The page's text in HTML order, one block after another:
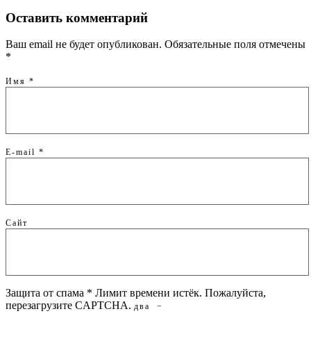
Оставить комментарий
Ваш email не будет опубликован. Обязательные поля отмечены
*
Имя *
E-mail *
Сайт
Защита от спама * Лимит времени истёк. Пожалуйста,
перезагрузите CAPTCHA. два −